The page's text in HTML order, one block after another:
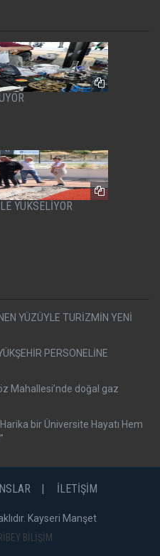
YÜKSELİYOR
YÜZÜYLE TURİZMİN YENİ
PERSONELİNE
Mahallesi’nde doğal gaz
bir Üniversite Hayatı Hem
İLETİŞİM
Kayseri Manşet
BİLİŞİM